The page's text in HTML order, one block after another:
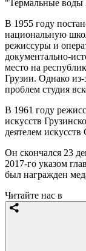
"Термальные воды
В 1955 году
национальную
режиссуры и
документально-
место на
Грузии. Однако
проблем студия
В 1961 году
искусств
деятелем
Он скончался 23
2017-го указом
был награжден
Читайте нас в